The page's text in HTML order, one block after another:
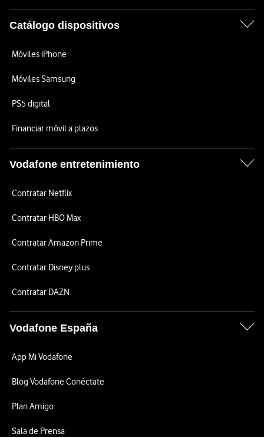
Catálogo dispositivos
Móviles iPhone
Móviles Samsung
PS5 digital
Financiar móvil a plazos
Vodafone entretenimiento
Contratar Netflix
Contratar HBO Max
Contratar Amazon Prime
Contratar Disney plus
Contratar DAZN
Vodafone España
App Mi Vodafone
Blog Vodafone Conéctate
Plan Amigo
Sala de Prensa